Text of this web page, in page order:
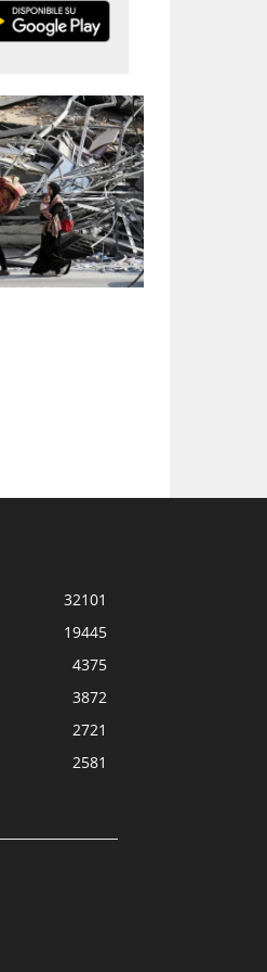
32101
19445
4375
3872
2721
2581